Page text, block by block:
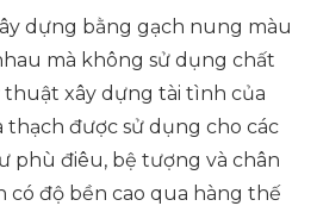
dựng bằng gạch nung màu
mà không sử dụng chất
xây dựng tài tình của
thạch được sử dụng cho các
phù điêu, bệ tượng và chân
độ bền cao qua hàng thế